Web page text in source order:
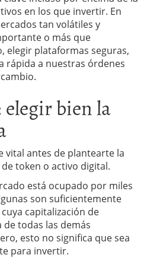
en los que invertir. En
tan volátiles y
o más que
elegir plataformas seguras,
rápida a nuestras órdenes
elegir bien la
vital antes de plantearte la
token o activo digital.
está ocupado por miles
son suficientemente
cuya capitalización de
todas las demás
esto no significa que sea
para invertir.